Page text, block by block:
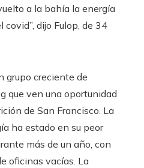
a la bahía la energía
dijo Fulop, de 34
grupo creciente de
que ven una oportunidad
de San Francisco. La
ha estado en su peor
más de un año, con
oficinas vacías. La